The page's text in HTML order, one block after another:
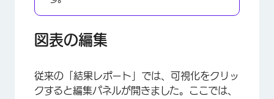
図表の編集
従来の「結果レポート」では、可視化をクリッ
クすると編集パネルが開きました。ここでは、